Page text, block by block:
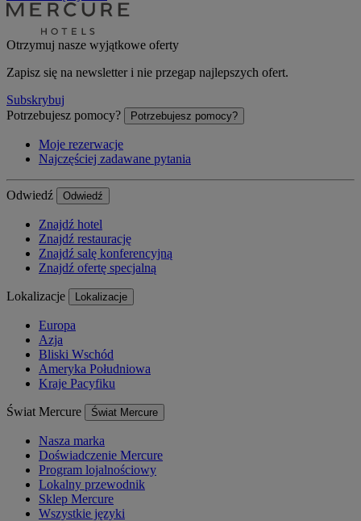
Otrzymuj nasze wyjątkowe oferty
Zapisz się na newsletter i nie przegap najlepszych ofert.
Subskrybuj
Potrzebujesz pomocy?
Potrzebujesz pomocy?
Moje rezerwacje
Najczęściej zadawane pytania
Odwiedź Odwiedź
Znajdź hotel
Znajdź restaurację
Znajdź salę konferencyjną
Znajdź ofertę specjalną
Lokalizacje Lokalizacje
Europa
Azja
Bliski Wschód
Ameryka Południowa
Kraje Pacyfiku
Świat Mercure Świat Mercure
Nasza marka
Doświadczenie Mercure
Program lojalnościowy
Lokalny przewodnik
Sklep Mercure
Wszystkie języki